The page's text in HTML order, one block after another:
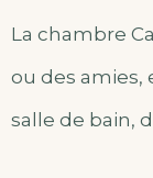
La chambre
ou des amies,
salle de bain,